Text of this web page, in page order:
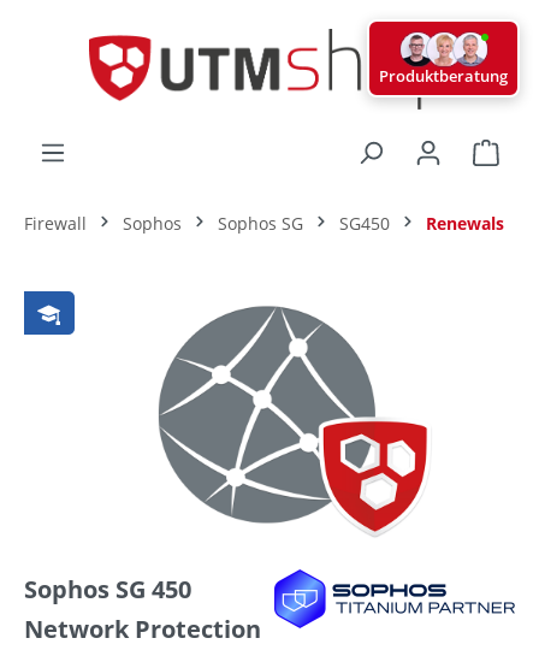
Firewall Sophos Sophos SG SG450 Renewals
Bildergalerie überspringen
Sophos SG 450
Network Protection
Produktberatung